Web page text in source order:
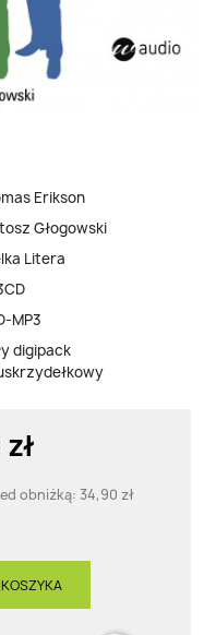
Erikson
Głogowski
Litera
MP3
digipack
obniżką: 34,90 zł